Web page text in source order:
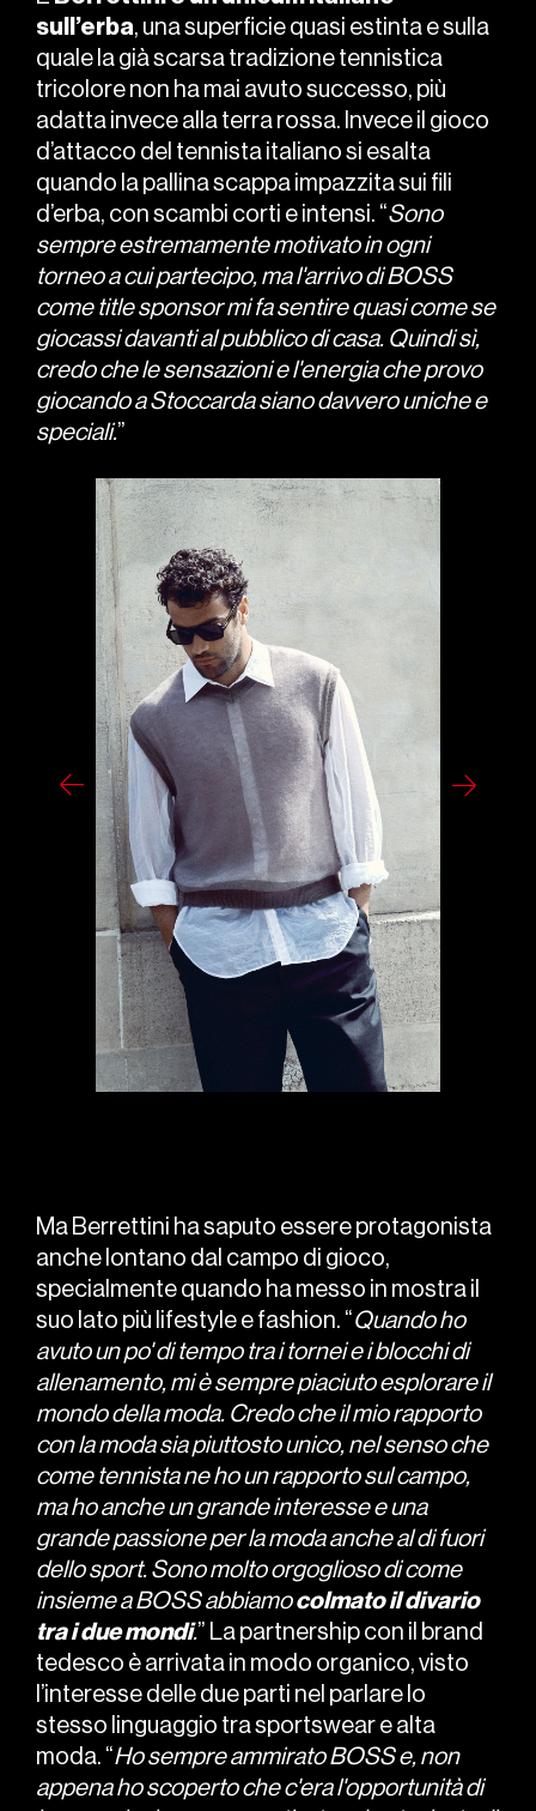
sull’erba, una superficie quasi estinta e sulla
quale la già scarsa tradizione tennistica
tricolore non ha mai avuto successo, più
adatta invece alla terra rossa. Invece il gioco
d’attacco del tennista italiano si esalta
quando la pallina scappa impazzita sui fili
d’erba, con scambi corti e intensi. “Sono
sempre estremamente motivato in ogni
torneo a cui partecipo, ma l'arrivo di BOSS
come title sponsor mi fa sentire quasi come se
giocassi davanti al pubblico di casa. Quindi sì,
credo che le sensazioni e l'energia che provo
giocando a Stoccarda siano davvero uniche e
speciali.”
Ma Berrettini ha saputo essere protagonista
anche lontano dal campo di gioco,
specialmente quando ha messo in mostra il
suo lato più lifestyle e fashion. “Quando ho
avuto un po' di tempo tra i tornei e i blocchi di
allenamento, mi è sempre piaciuto esplorare il
mondo della moda. Credo che il mio rapporto
con la moda sia piuttosto unico, nel senso che
come tennista ne ho un rapporto sul campo,
ma ho anche un grande interesse e una
grande passione per la moda anche al di fuori
dello sport. Sono molto orgoglioso di come
insieme a BOSS abbiamocolmato il divario
tra i due mondi.” La partnership con il brand
tedesco è arrivata in modo organico, visto
l’interesse delle due parti nel parlare lo
stesso linguaggio tra sportswear e alta
moda. “Ho sempre ammirato BOSS e, non
appena ho scoperto che c'era l'opportunità di